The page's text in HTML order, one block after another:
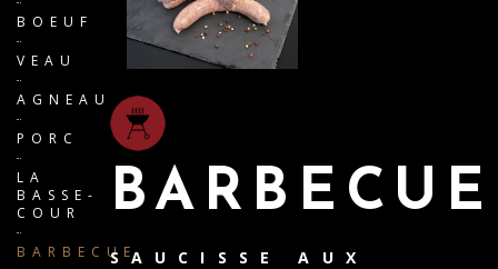
BARBECUE
SAUCISSE AUX
BOEUF
VEAU
AGNEAU
PORC
LA
BASSE-
COUR
BARBECUE